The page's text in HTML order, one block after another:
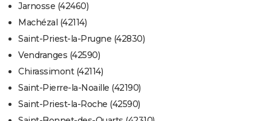
Jarnosse (42460)
Machézal (42114)
Saint-Priest-la-Prugne (42830)
Vendranges (42590)
Chirassimont (42114)
Saint-Pierre-la-Noaille (42190)
Saint-Priest-la-Roche (42590)